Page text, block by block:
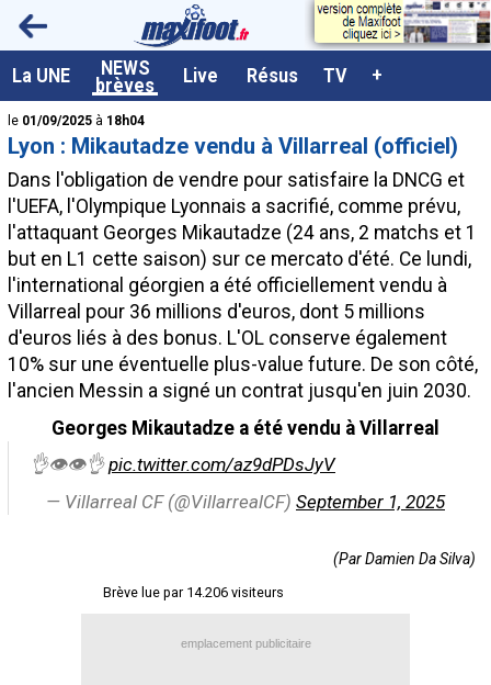
La UNE NEWS
brèves Live Résus TV +
<
le 01/09/2025 à 18h04
Lyon : Mikautadze vendu à Villarreal (officiel)
Dans l'obligation de vendre pour satisfaire la DNCG et
l'UEFA, l'Olympique Lyonnais a sacrifié, comme prévu,
l'attaquant Georges Mikautadze (24 ans, 2 matchs et 1
but en L1 cette saison) sur ce mercato d'été. Ce lundi,
l'international géorgien a été officiellement vendu à
Villarreal pour 36 millions d'euros, dont 5 millions
d'euros liés à des bonus. L'OL conserve également
10% sur une éventuelle plus-value future. De son côté,
l'ancien Messin a signé un contrat jusqu'en juin 2030.
Georges Mikautadze a été vendu à Villarreal
👌👁️👁️👌pic.twitter.com/az9dPDsJyV
— Villarreal CF (@VillarrealCF) September 1, 2025
(Par Damien Da Silva)
Brève lue par 14.206 visiteurs
emplacement publicitaire
A la UNE
Dernières brèves
Live / Matchs en direct
Résultats et Classements
Class. buteurs européens
Programme TV foot
Vidéos
Sondages
Tableau transferts L1
Taille de la police
Paramètrages / Options
Contact / Signaler un bug
Mentions légales